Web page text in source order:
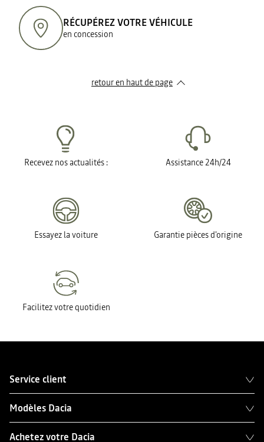
RÉCUPÉREZ VOTRE VÉHICULE
en concession
retour en haut de page​
Recevez nos actualités : Assistance 24h/24
Essayez la voiture Garantie pièces d'origine
Facilitez votre quotidien
Service client
Modèles Dacia
Achetez votre Dacia